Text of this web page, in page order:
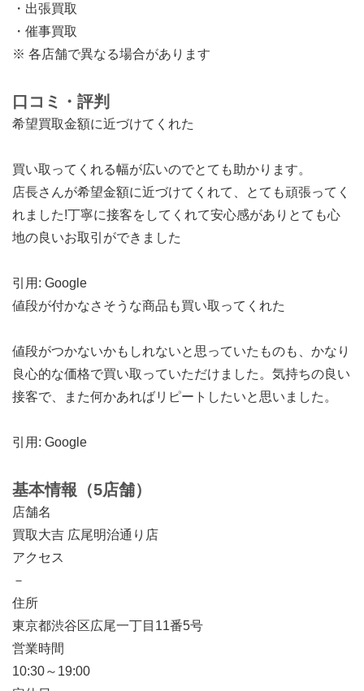
・出張買取
・催事買取
※ 各店舗で異なる場合があります
口コミ・評判
希望買取金額に近づけてくれた
買い取ってくれる幅が広いのでとても助かります。
店長さんが希望金額に近づけてくれて、とても頑張ってく
れました!丁寧に接客をしてくれて安心感がありとても心
地の良いお取引ができました
引用: Google
値段が付かなさそうな商品も買い取ってくれた
値段がつかないかもしれないと思っていたものも、かなり
良心的な価格で買い取っていただけました。気持ちの良い
接客で、また何かあればリピートしたいと思いました。
引用: Google
基本情報（5店舗）
店舗名
買取大吉 広尾明治通り店
アクセス
－
住所
東京都渋谷区広尾一丁目11番5号
営業時間
10:30～19:00